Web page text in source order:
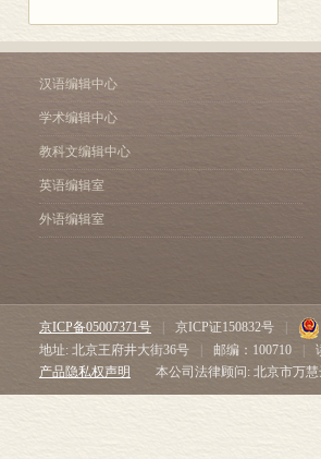
汉语编辑中心
学术编辑中心
教科文编辑中心
英语编辑室
外语编辑室
京ICP备05007371号 京ICP证150832号
地址: 北京王府井大街36号
邮编：100710
产品隐私权声明
本公司法律顾问: 北京市万